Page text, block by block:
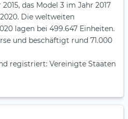
das Model 3 im Jahr 2017
Die weltweiten
lagen bei 499.647 Einheiten.
und beschäftigt rund 71.000
registriert: Vereinigte Staaten